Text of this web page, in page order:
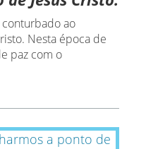
ao
Nesta época de
paz com o